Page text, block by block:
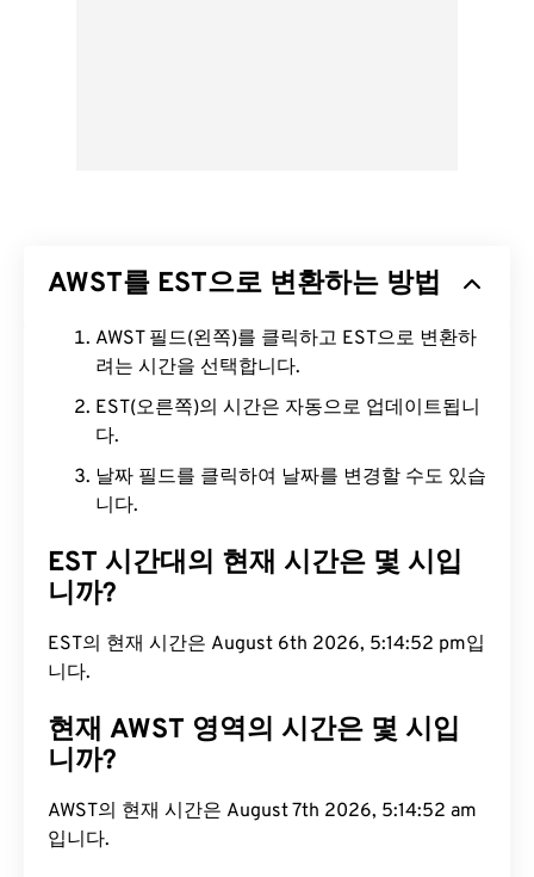
AWST를 EST으로 변환하는 방법
AWST 필드(왼쪽)를 클릭하고 EST으로 변환하
려는 시간을 선택합니다.
EST(오른쪽)의 시간은 자동으로 업데이트됩니
다.
날짜 필드를 클릭하여 날짜를 변경할 수도 있습
니다.
EST 시간대의 현재 시간은 몇 시입
니까?
EST의 현재 시간은 August 6th 2026, 5:14:53 pm입
니다.
현재 AWST 영역의 시간은 몇 시입
니까?
AWST의 현재 시간은 August 7th 2026, 5:14:53 am
입니다.